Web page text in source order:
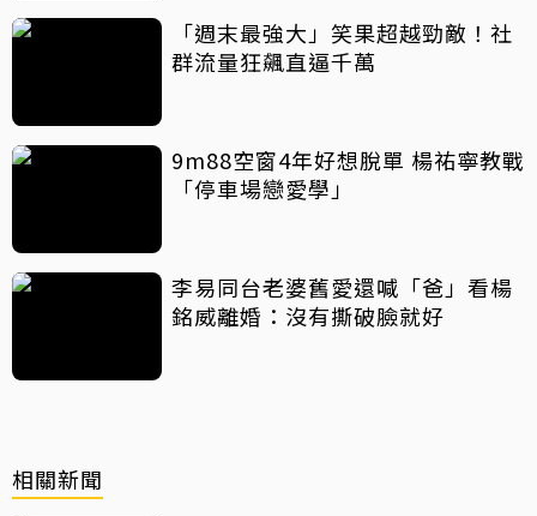
「週末最強大」笑果超越勁敵！社
群流量狂飆直逼千萬
9m88空窗4年好想脫單 楊祐寧教戰
「停車場戀愛學」
李易同台老婆舊愛還喊「爸」看楊
銘威離婚：沒有撕破臉就好
相關新聞